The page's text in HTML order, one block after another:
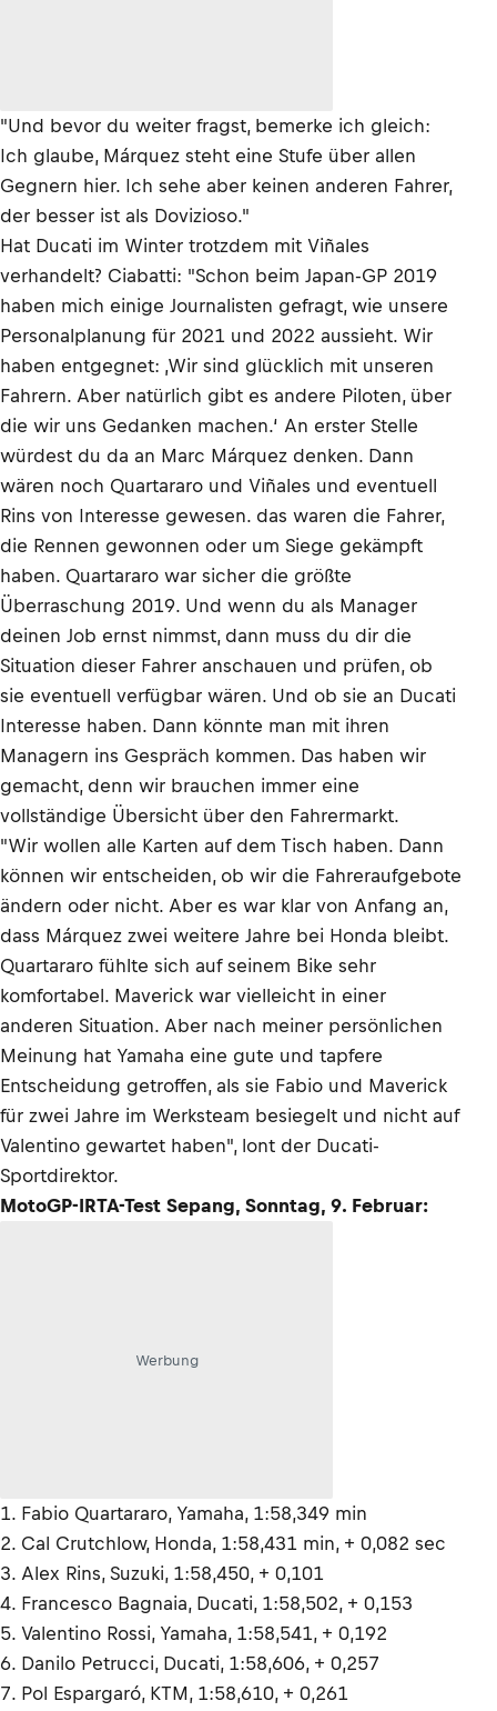
"Und bevor du weiter fragst, bemerke ich gleich:
Ich glaube, Márquez steht eine Stufe über allen
Gegnern hier. Ich sehe aber keinen anderen Fahrer,
der besser ist als Dovizioso."
Hat Ducati im Winter trotzdem mit Viñales
verhandelt? Ciabatti: "Schon beim Japan-GP 2019
haben mich einige Journalisten gefragt, wie unsere
Personalplanung für 2021 und 2022 aussieht. Wir
haben entgegnet: ‚Wir sind glücklich mit unseren
Fahrern. Aber natürlich gibt es andere Piloten, über
die wir uns Gedanken machen.‘ An erster Stelle
würdest du da an Marc Márquez denken. Dann
wären noch Quartararo und Viñales und eventuell
Rins von Interesse gewesen. das waren die Fahrer,
die Rennen gewonnen oder um Siege gekämpft
haben. Quartararo war sicher die größte
Überraschung 2019. Und wenn du als Manager
deinen Job ernst nimmst, dann muss du dir die
Situation dieser Fahrer anschauen und prüfen, ob
sie eventuell verfügbar wären. Und ob sie an Ducati
Interesse haben. Dann könnte man mit ihren
Managern ins Gespräch kommen. Das haben wir
gemacht, denn wir brauchen immer eine
vollständige Übersicht über den Fahrermarkt.
"Wir wollen alle Karten auf dem Tisch haben. Dann
können wir entscheiden, ob wir die Fahreraufgebote
ändern oder nicht. Aber es war klar von Anfang an,
dass Márquez zwei weitere Jahre bei Honda bleibt.
Quartararo fühlte sich auf seinem Bike sehr
komfortabel. Maverick war vielleicht in einer
anderen Situation. Aber nach meiner persönlichen
Meinung hat Yamaha eine gute und tapfere
Entscheidung getroffen, als sie Fabio und Maverick
für zwei Jahre im Werksteam besiegelt und nicht auf
Valentino gewartet haben", lont der Ducati-
Sportdirektor.
MotoGP-IRTA-Test Sepang, Sonntag, 9. Februar:
Werbung
1. Fabio Quartararo, Yamaha, 1:58,349 min
2. Cal Crutchlow, Honda, 1:58,431 min, + 0,082 sec
3. Alex Rins, Suzuki, 1:58,450, + 0,101
4. Francesco Bagnaia, Ducati, 1:58,502, + 0,153
5. Valentino Rossi, Yamaha, 1:58,541, + 0,192
6. Danilo Petrucci, Ducati, 1:58,606, + 0,257
7. Pol Espargaró, KTM, 1:58,610, + 0,261